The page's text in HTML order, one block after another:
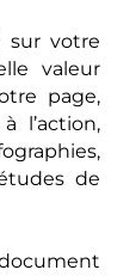
sur votre
valeur
page,
l’action,
de